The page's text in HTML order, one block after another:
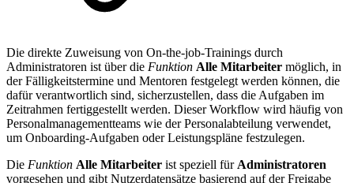
Die direkte Zuweisung von On-the-job-Trainings durch
Administratoren ist über die Funktion Alle Mitarbeiter möglich, in
der Fälligkeitstermine und Mentoren festgelegt werden können, die
dafür verantwortlich sind, sicherzustellen, dass die Aufgaben im
Zeitrahmen fertiggestellt werden. Dieser Workflow wird häufig von
Personalmanagementteams wie der Personalabteilung verwendet,
um Onboarding-Aufgaben oder Leistungspläne festzulegen.
Die Funktion Alle Mitarbeiter ist speziell für Administratoren
vorgesehen und gibt Nutzerdatensätze basierend auf der Freigabe